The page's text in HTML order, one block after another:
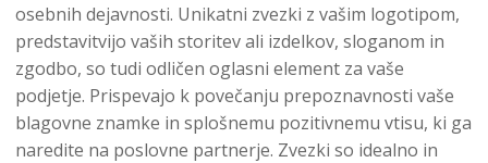
osebnih dejavnosti. Unikatni zvezki z vašim logotipom,
predstavitvijo vaših storitev ali izdelkov, sloganom in
zgodbo, so tudi odličen oglasni element za vaše
podjetje. Prispevajo k povečanju prepoznavnosti vaše
blagovne znamke in splošnemu pozitivnemu vtisu, ki ga
naredite na poslovne partnerje. Zvezki so idealno in